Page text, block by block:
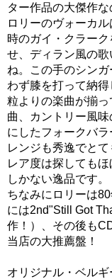
ター作品の大傑作な
ロリーのヴォーカ
時のガイ・クラー
せ、ディラン風の
ね。この手のシン
わず膝を打って納得
粒よりの楽曲が揃
曲、カントリー風
にしたフォークバ
レンジも秀逸でとて
レア度は探しても
しかない逸品です。
ちなみにロリーは
には2nd"Still Got
作！）、その後も
当店の大推薦盤！
オリジナル・ベルギ